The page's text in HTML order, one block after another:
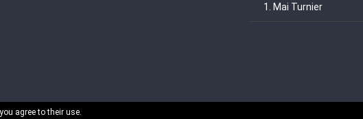
1. Mai Turnier
agree to their use.
vorbehalten.